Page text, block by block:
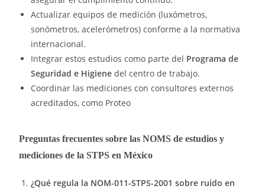
Actualizar equipos de medición (luxómetros,
sonómetros, acelerómetros) conforme a la normativa
internacional.
Integrar estos estudios como parte del Programa de
Seguridad e Higiene del centro de trabajo.
Coordinar las mediciones con consultores externos
acreditados, como Proteo
Preguntas frecuentes sobre las NOMS de estudios y
mediciones de la STPS en México
¿Qué regula la NOM-011-STPS-2001 sobre ruido en